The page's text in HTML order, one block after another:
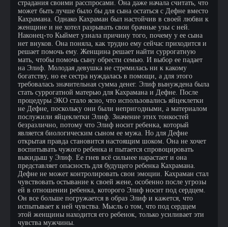
страдания своими расспросами. Она даже начала считать, что
может быть лучше было бы для сына остаться с Дефне вместо
Кахрамана. Однако Кахраман был настойчив в своей любви к
женщине и не хотел разрывать свои брачные узы с ней.
Наконец-то Кыймет узнала причину того, почему у ее сына
нет внуков. Она поняла, как трудно ему сейчас приходится и
решает помочь ему. Женщина решает найти суррогатную
мать, чтобы помочь сыну обрести семью. И выбор ее падает
на Элиф. Молодая девушка не стремилась ни к какому
богатству, но ее сестра нуждалась в помощи, а для этого
требовалась значительная сумма денег. Элиф вынуждена была
стать суррогатной матерью для Кахрамана и Дефне. После
процедуры ЭКО стало ясно, что использовались яйцеклетки
не Дефне, поскольку они были непригодными, а материалом
послужили яйцеклетки Элиф. Значение этих тонкостей
безразлично, потому что Элиф носит ребенка, который
является биологическим сыном ее мужа. Но для Дефне
открытая правда становится настоящим шоком. Она не хочет
воспитывать чужого ребенка и пытается спровоцировать
выкидыш у Элиф. Ее гнев всё сильнее нарастает и она
представляет опасность для будущего ребенка Кахрамана.
Дефне не может контролировать свои эмоции. Кахраман стал
чувствовать остывание к своей жене, особенно после угрозы
ей в отношении ребенка, которого Элиф носит под сердцем.
Он все больше погружается в образ Элиф и кажется, что
испытывает к ней чувства. Мысль о том, что под сердцем
этой женщины находится его ребенок, только усиливает эти
чувства мужчины.